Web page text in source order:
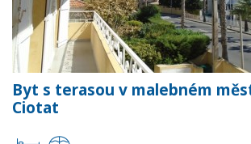
Byt s terasou v malebném
Ciotat